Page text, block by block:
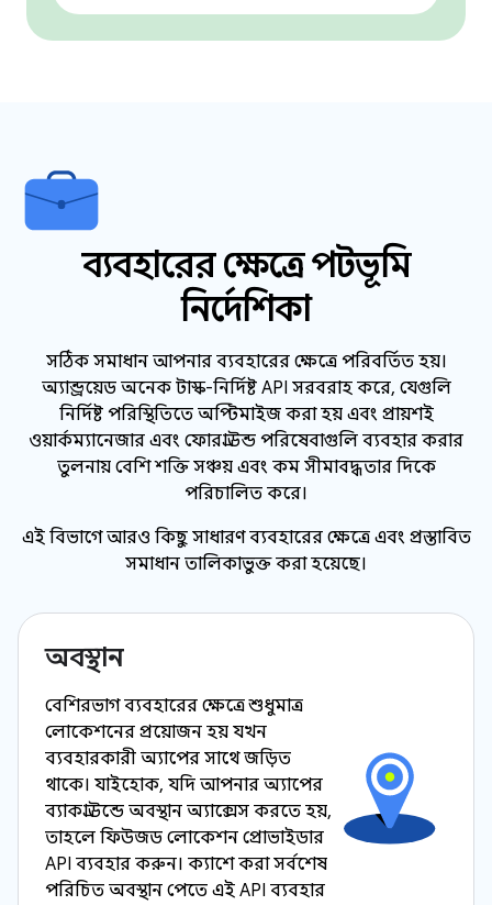
ব্যবহারের ক্ষেত্রে পটভূমি
নির্দেশিকা
সঠিক সমাধান আপনার ব্যবহারের ক্ষেত্রে পরিবর্তিত হয়।
অ্যান্ড্রয়েড অনেক টাস্ক-নির্দিষ্ট API সরবরাহ করে, যেগুলি
নির্দিষ্ট পরিস্থিতিতে অপ্টিমাইজ করা হয় এবং প্রায়শই
ওয়ার্কম্যানেজার এবং ফোরগ্রাউন্ড পরিষেবাগুলি ব্যবহার করার
তুলনায় বেশি শক্তি সঞ্চয় এবং কম সীমাবদ্ধতার দিকে
পরিচালিত করে।
এই বিভাগে আরও কিছু সাধারণ ব্যবহারের ক্ষেত্রে এবং প্রস্তাবিত
সমাধান তালিকাভুক্ত করা হয়েছে।
অবস্থান
বেশিরভাগ ব্যবহারের ক্ষেত্রে শুধুমাত্র
লোকেশনের প্রয়োজন হয় যখন
ব্যবহারকারী অ্যাপের সাথে জড়িত
থাকে। যাইহোক, যদি আপনার অ্যাপের
ব্যাকগ্রাউন্ডে অবস্থান অ্যাক্সেস করতে হয়,
তাহলে ফিউজড লোকেশন প্রোভাইডার
API ব্যবহার করুন। ক্যাশে করা সর্বশেষ
পরিচিত অবস্থান পেতে এই API ব্যবহার